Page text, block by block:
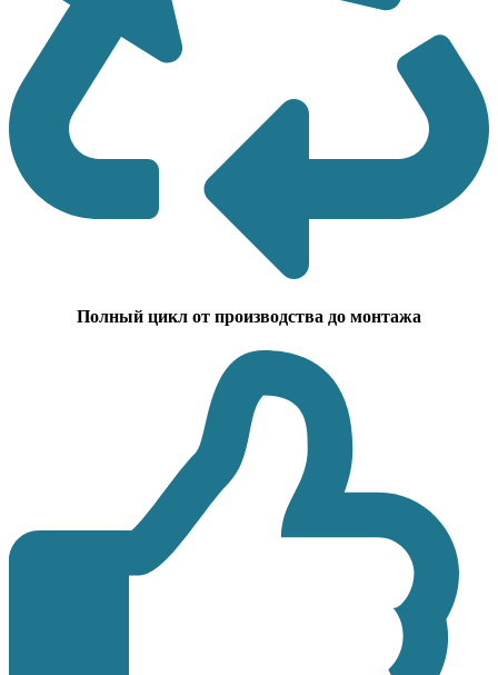
Полный цикл от производства до монтажа